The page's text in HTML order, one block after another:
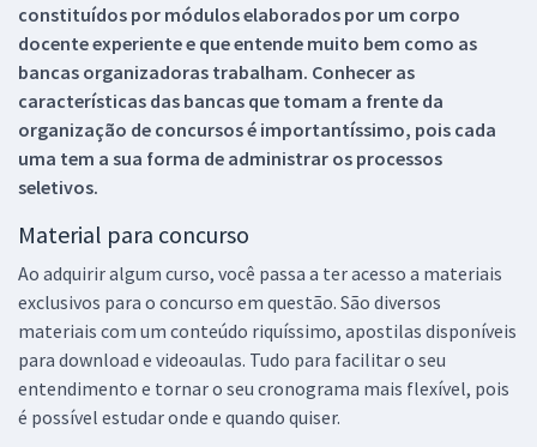
constituídos por módulos elaborados por um corpo
docente experiente e que entende muito bem como as
bancas organizadoras trabalham. Conhecer as
características das bancas que tomam a frente da
organização de concursos é importantíssimo, pois cada
uma tem a sua forma de administrar os processos
seletivos.
Material para concurso
Ao adquirir algum curso, você passa a ter acesso a materiais
exclusivos para o concurso em questão. São diversos
materiais com um conteúdo riquíssimo, apostilas disponíveis
para download e videoaulas. Tudo para facilitar o seu
entendimento e tornar o seu cronograma mais flexível, pois
é possível estudar onde e quando quiser.